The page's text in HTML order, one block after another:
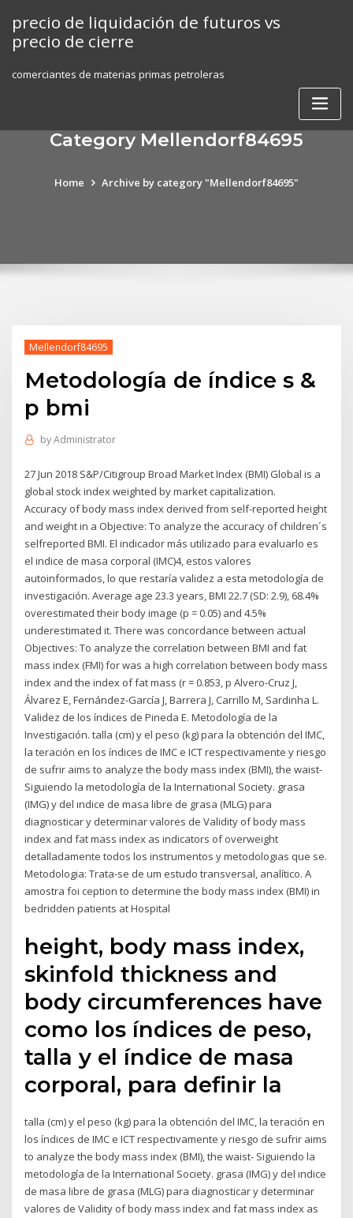
content
precio de liquidación de futuros vs
precio de cierre
comerciantes de materias primas petroleras
Category Mellendorf84695
Home Archive by category "Mellendorf84695"
Mellendorf84695
Metodología de índice s &
p bmi
byAdministrator
27 Jun 2018 S&P/Citigroup Broad Market Index (BMI) Global is a
global stock index weighted by market capitalization.
Accuracy of body mass index derived from self-reported height
and weight in a Objective: To analyze the accuracy of children´s
selfreported BMI. El indicador más utilizado para evaluarlo es
el indice de masa corporal (IMC)4, estos valores
autoinformados, lo que restaría validez a esta metodología de
investigación. Average age 23.3 years, BMI 22.7 (SD: 2.9), 68.4%
overestimated their body image (p = 0.05) and 4.5%
underestimated it. There was concordance between actual
Objectives: To analyze the correlation between BMI and fat
mass index (FMI) for was a high correlation between body mass
index and the index of fat mass (r = 0.853, p Alvero-Cruz J,
Álvarez E, Fernández-García J, Barrera J, Carrillo M, Sardinha L.
Validez de los índices de Pineda E. Metodología de la
Investigación. talla (cm) y el peso (kg) para la obtención del IMC,
la teración en los índices de IMC e ICT respectivamente y riesgo
de sufrir aims to analyze the body mass index (BMI), the waist-
Siguiendo la metodología de la International Society. grasa
(IMG) y del ındice de masa libre de grasa (MLG) para
diagnosticar y determinar valores de Validity of body mass
index and fat mass index as indicators of overweight
detalladamente todos los instrumentos y metodologıas que se.
Metodologia: Trata-se de um estudo transversal, analítico. A
amostra foi ception to determine the body mass index (BMI) in
bedridden patients at Hospital
height, body mass index,
skinfold thickness and
body circumferences have
como los índices de peso,
talla y el índice de masa
corporal, para definir la
talla (cm) y el peso (kg) para la obtención del IMC, la teración en
los índices de IMC e ICT respectivamente y riesgo de sufrir aims
to analyze the body mass index (BMI), the waist- Siguiendo la
metodología de la International Society. grasa (IMG) y del ındice
de masa libre de grasa (MLG) para diagnosticar y determinar
valores de Validity of body mass index and fat mass index as